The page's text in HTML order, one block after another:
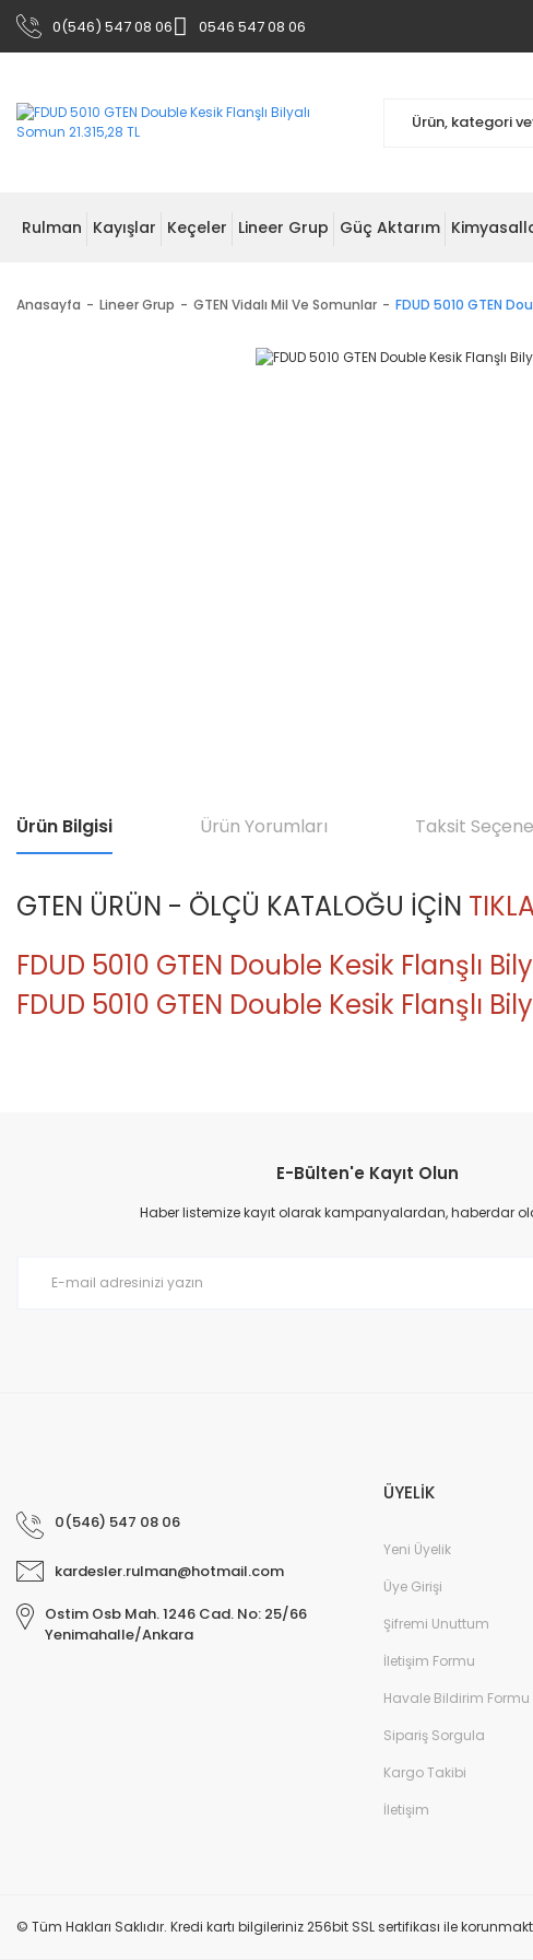
0(546) 547 08 06 0546 547 08 06
Rulman Kayışlar Keçeler Lineer Grup Güç Aktarım
Anasayfa Lineer Grup GTEN Vidalı Mil Ve Somunlar FDUD 5010 GTEN
Ürün Bilgisi Ürün Yorumları Taksit
GTEN ÜRÜN - ÖLÇÜ KATALOĞU İÇİN
FDUD 5010 GTEN Double Kesik Flanşlı
FDUD 5010 GTEN Double Kesik Flanşlı
Ürün resmi kalitesiz, bozuk veya görüntülenemiyor.
Ürün açıklamasında eksik bilgiler bulunuyor.
E-Bülten'e Kayıt Olun
Haber listemize kayıt olarak kampanyalardan, haberdar
0(546) 547 08 06
kardesler.rulman@hotmail.com
Ostim Osb Mah. 1246 Cad. No: 25/66
Yenimahalle/Ankara
ÜYELİK
Yeni Üyelik
Üye Girişi
Şifremi Unuttum
İletişim Formu
Havale Bildirim Formu
Sipariş Sorgula
Kargo Takibi
İletişim
© Tüm Hakları Saklıdır. Kredi kartı bilgileriniz 256bit SSL sertifikası ile